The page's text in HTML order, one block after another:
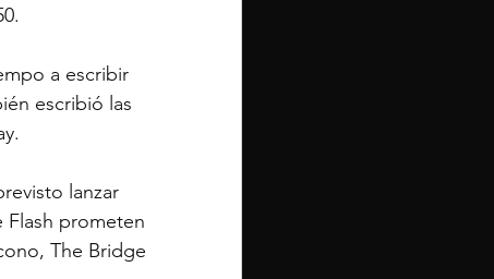
a escribir
escribió las
lanzar
Flash prometen
The Bridge